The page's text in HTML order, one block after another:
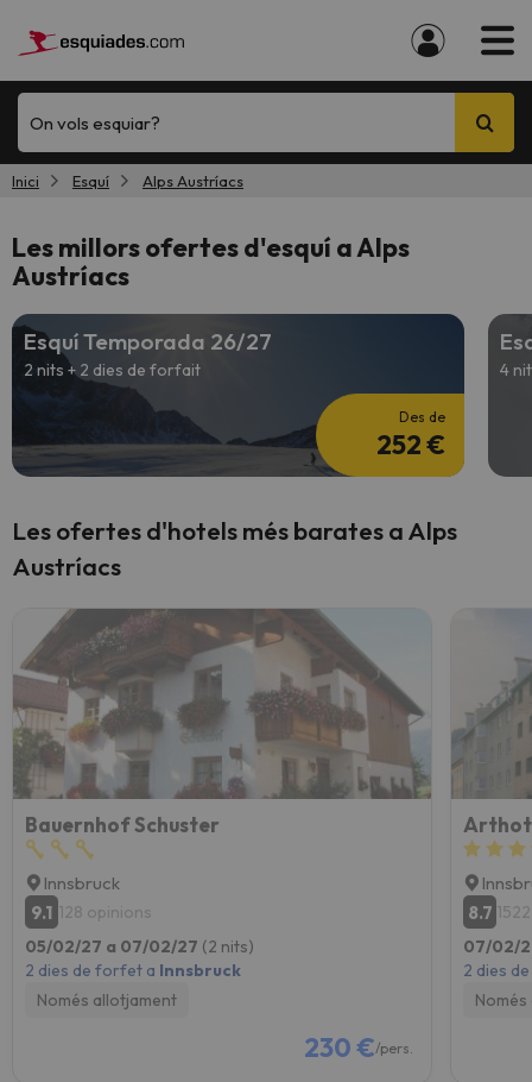
On vols esquiar?
Inici Esquí Alps Austríacs
Les millors ofertes d'esquí a Alps
Austríacs
Esquí Temporada 26/27
2 nits + 2 dies de forfait
Des de
252 €
4
Les ofertes d'hotels més barates a Alps
Austríacs
Bauernhof Schuster
Innsbruck
9.1 128 opinions
05/02/27 a 07/02/27 (2 nits)
2 dies de forfet a Innsbruck
Només allotjament
230 €/pers.
8.7
07/02/
2 dies